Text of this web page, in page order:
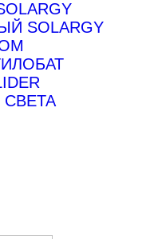
SOLARGY